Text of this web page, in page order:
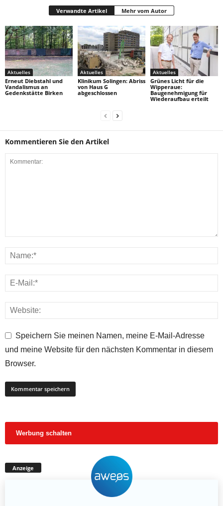
Verwandte Artikel Mehr vom Autor
Aktuelles
Erneut Diebstahl und
Vandalismus an
Gedenkstätte Birken
Aktuelles
Klinikum Solingen: Abriss
von Haus G
abgeschlossen
Aktuelles
Grünes Licht für die
Wipperaue:
Baugenehmigung für
Wiederaufbau erteilt
Kommentieren Sie den Artikel
Speichern Sie meinen Namen, meine E-Mail-Adresse
und meine Website für den nächsten Kommentar in diesem
Browser.
Werbung schalten
Anzeige